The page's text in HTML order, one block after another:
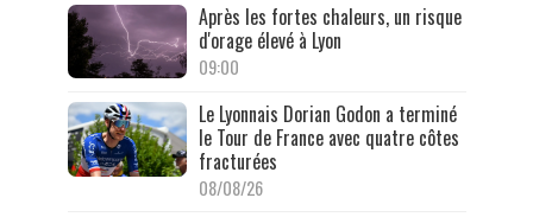
Après les fortes chaleurs, un risque
d'orage élevé à Lyon
09:00
Le Lyonnais Dorian Godon a terminé
le Tour de France avec quatre côtes
fracturées
08/08/26